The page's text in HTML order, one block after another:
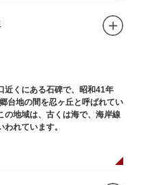
近くにある石碑で、昭和41年
台地の間を忍ヶ丘と呼ばれてい
の地域は、古くは海で、海岸線
れています。